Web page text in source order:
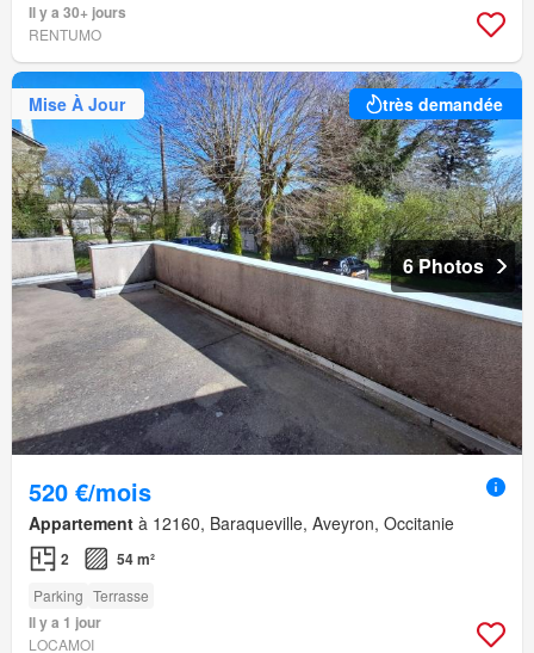
Il y a 30+ jours
RENTUMO
Mise À Jour très demandée
6 Photos
520 €/mois
Appartement à 12160, Baraqueville, Aveyron, Occitanie
2 54 m²
Parking Terrasse
Il y a 1 jour
LOCAMOI